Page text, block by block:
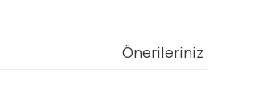
Önerileriniz